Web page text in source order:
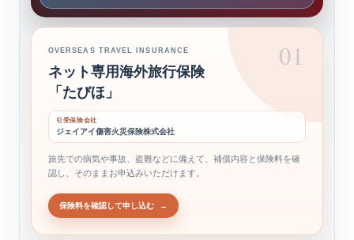
01
OVERSEAS TRAVEL INSURANCE
ネット専用海外旅行保険
「たびほ」
引受保険会社
ジェイアイ傷害火災保険株式会社
旅先での病気や事故、盗難などに備えて、補償内容と保険料を確
認し、そのままお申込みいただけます。
保険料を確認して申し込む →